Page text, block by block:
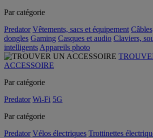
Par catégorie
Predator Vêtements, sacs et équipement
dongles Gaming Casques et audio Claviers,
intelligents Appareils photo
ACCESSOIRE
Par catégorie
Predator Wi-Fi 5G
Par catégorie
Predator Vélos électriques Trottinettes